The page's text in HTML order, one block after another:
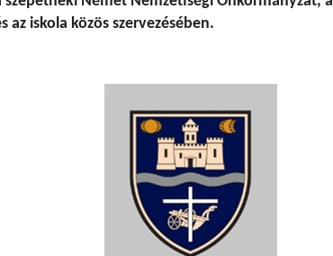
az iskola közös szervezésében.